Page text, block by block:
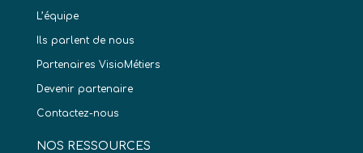
L’équipe
Ils parlent de nous
Partenaires VisioMétiers
Devenir partenaire
Contactez-nous
NOS RESSOURCES